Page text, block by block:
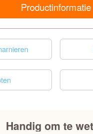
Productinformatie
Handig om te